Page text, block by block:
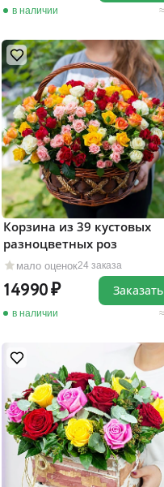
в наличии
мало оценок24 заказа
Корзина из 39 кустовых
разноцветных роз
14990
в наличии
Заказать